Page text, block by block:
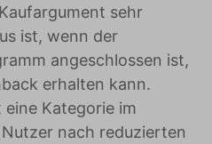
sehr
ist, wenn der
angeschlossen ist,
erhalten kann.
Kategorie im
nach reduzierten